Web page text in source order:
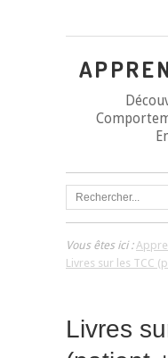
Vous êtes ici :
Livres sur les TCC
Livres